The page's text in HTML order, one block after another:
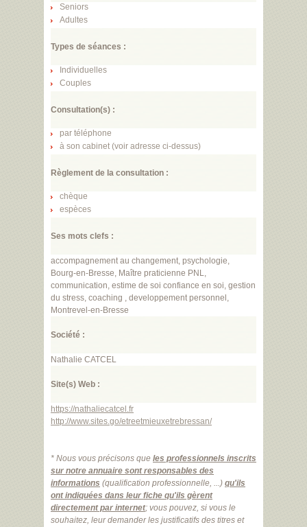
Seniors
Adultes
Types de séances :
Individuelles
Couples
Consultation(s) :
par téléphone
à son cabinet (voir adresse ci-dessus)
Règlement de la consultation :
chèque
espèces
Ses mots clefs :
accompagnement au changement, psychologie,
Bourg-en-Bresse, Maître praticienne PNL,
communication, estime de soi confiance en soi, gestion
du stress, coaching , developpement personnel ,
Montrevel -en-Bresse
Société :
Nathalie CATCEL
Site(s) Web :
https://nathaliecatcel.fr
http://www.sites.go/etreetmieuxetrebressan/
* Nous vous précisons que les professionnels inscrits
sur notre annuaire sont responsables des
informations (qualification professionnelle, ...) qu'ils
ont indiquées dans leur fiche qu'ils gèrent
directement par internet; vous pouvez, si vous le
souhaitez, leur demander les justificatifs des titres et